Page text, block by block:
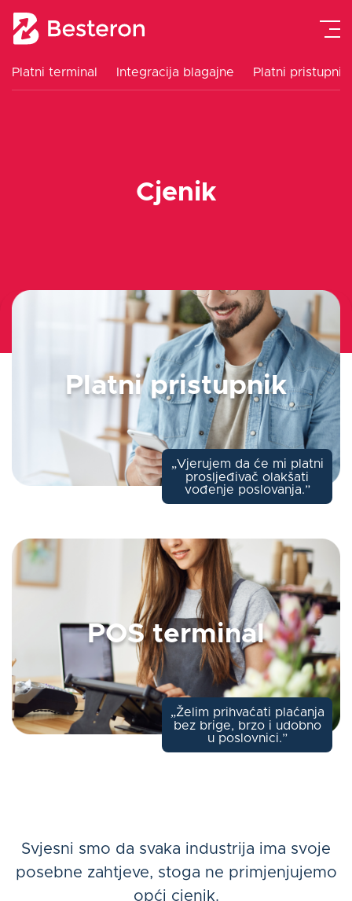
Platni terminal Integracija blagajne Platni pristupnik
ZANIMA ME
Prijaviti se
Kontakt
O nama
Upute
Platni pristupnik
Cjenik
Platni pristupnik
„Vjerujem da će mi platni
prosljeđivač olakšati
vođenje poslovanja.”
POS terminal
„Želim prihvaćati plaćanja
bez brige, brzo i udobno
u poslovnici.”
Svjesni smo da svaka industrija ima svoje
posebne zahtjeve, stoga ne primjenjujemo
opći cjenik.